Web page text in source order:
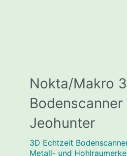
Nokta/Makro
Bodenscanner
Jeohunter
3D Echtzeit
Metall- und